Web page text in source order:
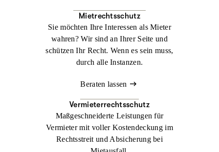
Mietrechtsschutz
Sie möchten Ihre Interessen als Mieter
wahren? Wir sind an Ihrer Seite und
schützen Ihr Recht. Wenn es sein muss,
durch alle Instanzen.
Beraten lassen
Vermieterrechtsschutz
Maßgeschneiderte Leistungen für
Vermieter mit voller Kostendeckung im
Rechtsstreit und Absicherung bei